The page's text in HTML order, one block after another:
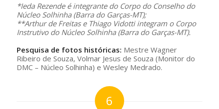
*Ieda Rezende é integrante do Corpo do Conselho do
Núcleo Solhinha (Barra do Garças-MT);
**Arthur de Freitas e Thiago Vidottiintegram o Corpo
Instrutivo do Núcleo Solhinha (Barra do Garças-MT).
Pesquisa de fotos históricas: Mestre Wagner
Ribeiro de Souza, Volmar Jesus de Souza (Monitor do
DMC – Núcleo Solhinha) e Wesley Medrado.
6